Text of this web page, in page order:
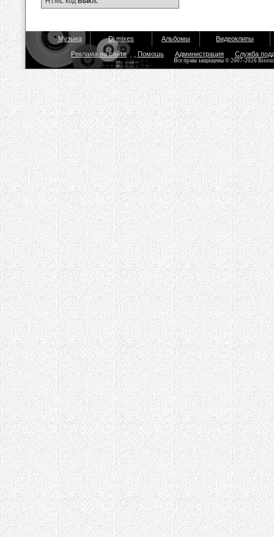
Музыка Dj mixes Альбомы Видеоклипы
Реклама на сайте Помощь Администрация Служба
Все права защищены © 2007-2026